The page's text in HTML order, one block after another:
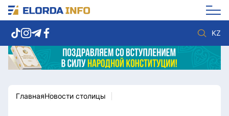
KZ
Новости столицы
Политика
ГлавнаяНовости столицы